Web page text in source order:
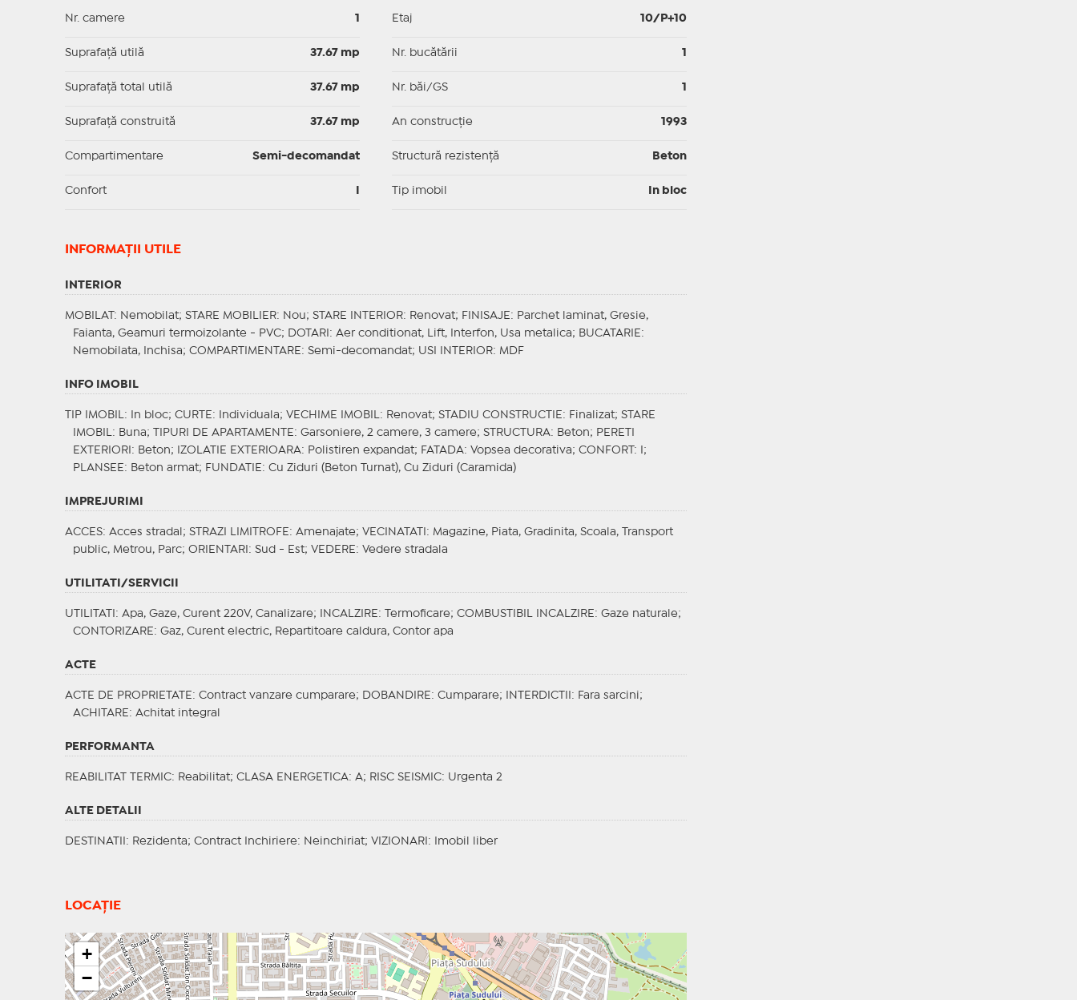
Nr. camere
Suprafaţă utilă 37.67 mp
Suprafaţă total utilă 37.67 mp
Suprafaţă construită 37.67 mp
Compartimentare Semi-decomandat
Confort
Etaj 10/P+10
Nr. bucătării
Nr. băi/GS
An construcție 1993
Structură rezistență Beton
Tip imobil In bloc
INFORMAŢII UTILE
INTERIOR
MOBILAT : Nemobilat; STARE MOBILIER: Nou; STARE INTERIOR: Renovat; FINISAJE : Parchet laminat, Gresie,
Faianta, Geamuri termoizolante - PVC;
DOTARI : Aer conditionat, Lift, Interfon, Usa metalica; BUCATARIE :
Nemobilata, Inchisa; COMPARTIMENTARE : Semi-decomandat; USI INTERIOR: MDF
INFO IMOBIL
TIP IMOBIL : In bloc; CURTE : Individuala; VECHIME IMOBIL : Renovat; STADIU CONSTRUCTIE : Finalizat; STARE
IMOBIL
: Buna; TIPURI DE APARTAMENTE : Garsoniere, 2 camere, 3 camere; STRUCTURA: Beton; PERETI
EXTERIORI : Beton; IZOLATIE EXTERIOARA: Polistiren expandat; FATADA: Vopsea decorativa; CONFORT
: I;
PLANSEE : Beton armat; FUNDATIE : Cu Ziduri (Beton Turnat), Cu Ziduri (Caramida)
IMPREJURIMI
ACCES: Acces stradal; STRAZI LIMITROFE : Amenajate; VECINATATI
: Magazine, Piata, Gradinita, Scoala, Transport
public, Metrou, Parc; ORIENTARI : Sud - Est; VEDERE : Vedere stradala
UTILITATI/SERVICII
UTILITATI : Apa, Gaze, Curent 220V, Canalizare; INCALZIRE : Termoficare; COMBUSTIBIL INCALZIRE : Gaze naturale;
CONTORIZARE : Gaz, Curent electric, Repartitoare caldura, Contor apa
ACTE
ACTE DE PROPRIETATE : Contract vanzare cumparare; DOBANDIRE : Cumparare; INTERDICTII
: Fara sarcini;
ACHITARE : Achitat integral
PERFORMANTA
REABILITAT TERMIC: Reabilitat; CLASA ENERGETICA: A; RISC SEISMIC: Urgenta 2
ALTE DETALII
DESTINATII : Rezidenta; Contract Inchiriere: Neinchiriat; VIZIONARI : Imobil liber
LOCAȚIE
+
−